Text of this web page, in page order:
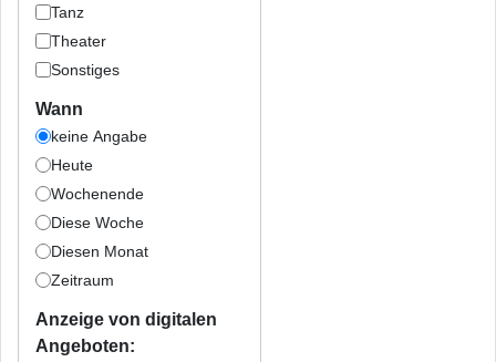
Tanz
Theater
Sonstiges
Wann
keine Angabe
Heute
Wochenende
Diese Woche
Diesen Monat
Zeitraum
Anzeige von digitalen
Angeboten: